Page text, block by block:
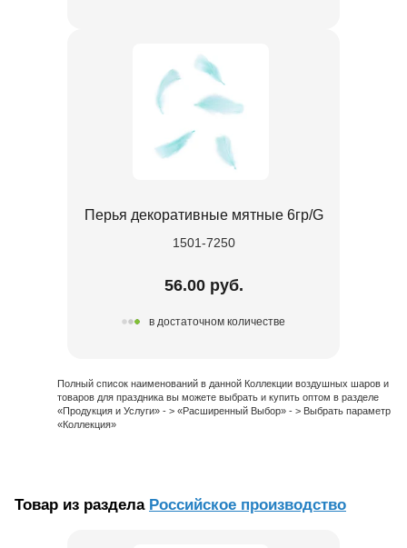
Перья декоративные мятные 6гр/G
1501-7250
56.00 руб.
в достаточном количестве
Полный список наименований в данной Коллекции воздушных шаров и
товаров для праздника вы можете выбрать и купить оптом в разделе
«Продукция и Услуги» - > «Расширенный Выбор» - > Выбрать параметр
«Коллекция»
Товар из раздела Российское производство